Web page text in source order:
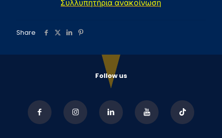
Συλλυπητήρια ανακοίνωση
Share
Follow us